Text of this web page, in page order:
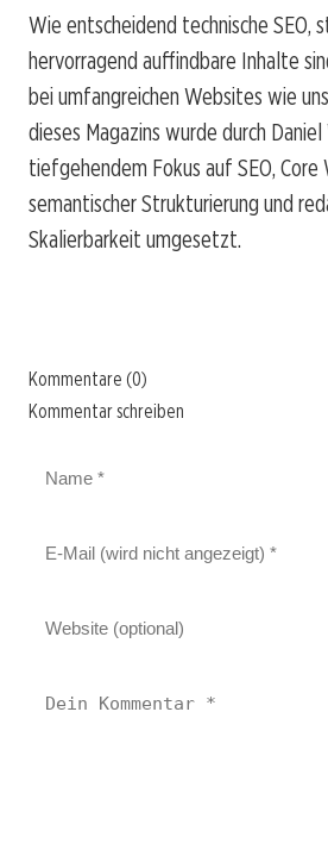
Wie entscheidend technische SEO,
hervorragend auffindbare Inhalte
bei umfangreichen Websites wie
dieses Magazins wurde durch
tiefgehendem Fokus auf SEO, Core
semantischer Strukturierung und
Skalierbarkeit umgesetzt.
Kommentare (0)
Kommentar schreiben